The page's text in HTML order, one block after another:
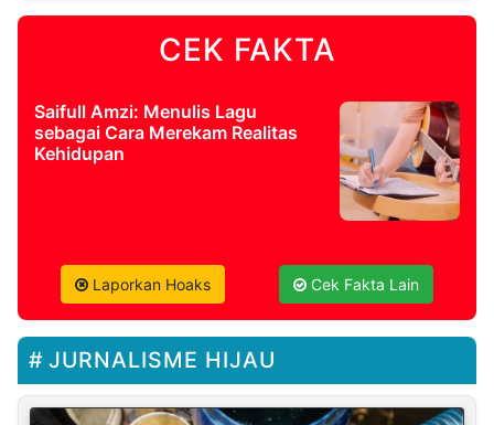
CEK FAKTA
Saifull Amzi: Menulis Lagu
sebagai Cara Merekam Realitas
Kehidupan
Laporkan Hoaks Cek Fakta Lain
JURNALISME HIJAU